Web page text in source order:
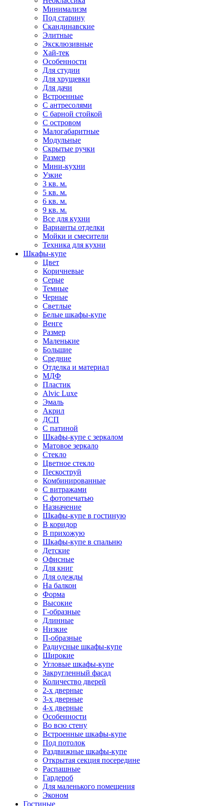
Минимализм
Под старину
Скандинавские
Элитные
Эксклюзивные
Хай-тек
Особенности
Для студии
Для хрущевки
Для дачи
Встроенные
С антресолями
С барной стойкой
С островом
Малогабаритные
Модульные
Скрытые ручки
Размер
Мини-кухни
Узкие
3 кв. м.
5 кв. м.
6 кв. м.
9 кв. м.
Все для кухни
Варианты отделки
Мойки и смесители
Техника для кухни
Шкафы-купе
Цвет
Коричневые
Серые
Темные
Черные
Светлые
Белые шкафы-купе
Венге
Размер
Маленькие
Большие
Средние
Отделка и материал
МДФ
Пластик
Alvic Luxe
Эмаль
Акрил
ДСП
С патиной
Шкафы-купе с зеркалом
Матовое зеркало
Стекло
Цветное стекло
Пескоструй
Комбинированные
С витражами
С фотопечатью
Назначение
Шкафы-купе в гостиную
В коридор
В прихожую
Шкафы-купе в спальню
Детские
Офисные
Для книг
Для одежды
На балкон
Форма
Высокие
Г-образные
Длинные
Низкие
П-образные
Радиусные шкафы-купе
Широкие
Угловые шкафы-купе
Закругленный фасад
Количество дверей
2-х дверные
3-х дверные
4-х дверные
Особенности
Во всю стену
Встроенные шкафы-купе
Под потолок
Раздвижные шкафы-купе
Открытая секция посередине
Распашные
Гардероб
Для маленького помещения
Эконом
Гостиные